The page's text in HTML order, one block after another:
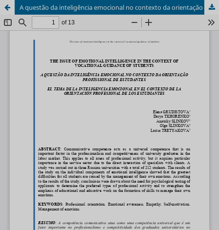
A questão da inteligência emocional no contexto da orientação profissional de estudantes